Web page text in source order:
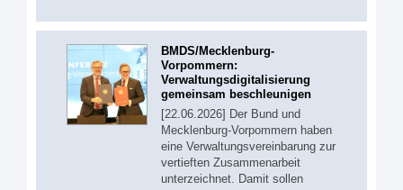
BMDS/Mecklenburg-
Vorpommern:
Verwaltungsdigitalisierung
gemeinsam beschleunigen
[22.06.2026] Der Bund und
Mecklenburg-Vorpommern haben
eine Verwaltungsvereinbarung zur
vertieften Zusammenarbeit
unterzeichnet. Damit sollen